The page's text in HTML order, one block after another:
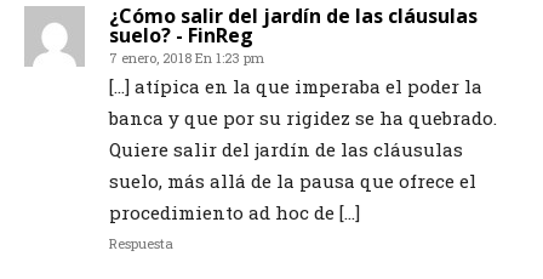
¿Cómo salir del jardín de las cláusulas
suelo? - FinReg
7 enero, 2018 En 1:23 pm
[…] atípica en la que imperaba el poder la
banca y que por su rigidez se ha quebrado.
Quiere salir del jardín de las cláusulas
suelo, más allá de la pausa que ofrece el
procedimiento ad hoc de […]
Respuesta